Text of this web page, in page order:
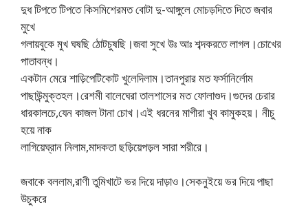
দুধ টিপতে টিপতে কিসমিশেরমত বোটা দু-আঙ্গুলে মোচড়দিতে দিতে জবার
মুখে
গলায়বুকে মুখ ঘষছি ঠোটচুষছি।জবা সুখে উঃ আঃ শব্দকরতে লাগল।চোখের
পাতাবন্ধ।
একটান মেরে শাড়িপেটিকোট খুলেদিলাম।তানপুরার মত ফর্সানির্লোম
পাছাউন্মুক্তহল।রেশমী বালেঘেরা তালশাসের মত ফোলাগুদ।গুদের চেরার
ধারকালচে,যেন কাজল টানা চোখ।এই ধরনের মাগীরা খুব কামুকহয়। নীচু
হয়ে নাক
লাগিয়েঘ্রান নিলাম,মাদকতা ছড়িয়েপড়ল সারা শরীরে।
জবাকে বললাম,রাণী তুমিখাটে ভর দিয়ে দাড়াও।সেকনুইয়ে ভর দিয়ে পাছা
উচুকরে